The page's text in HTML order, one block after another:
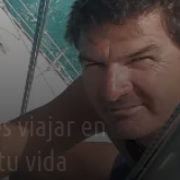
viajar en
vida